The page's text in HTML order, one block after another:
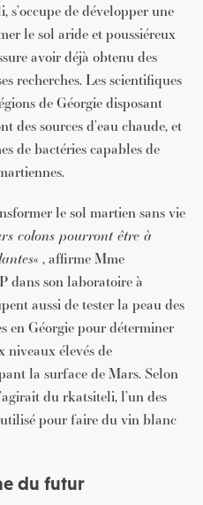
de développer une
le sol aride et poussiéreux
avoir déjà obtenu des
recherches. Les scientifiques
de Géorgie disposant
des sources d’eau chaude, et
de bactéries capables de
le sol martien sans vie
colons pourront être à
« , affirme Mme
dans son laboratoire à
aussi de tester la peau des
en Géorgie pour déterminer
niveaux élevés de
la surface de Mars. Selon
du rkatsiteli, l’un des
utilisé pour faire du vin blanc
du futur